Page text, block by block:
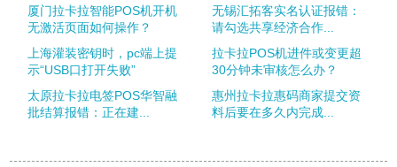
厦门拉卡拉智能POS机开机
无激活页面如何操作？
无锡汇拓客实名认证报错：
请勾选共享经济合作...
上海灌装密钥时，pc端上提
示“USB口打开失败”
拉卡拉POS机进件或变更超
30分钟未审核怎么办？
太原拉卡拉电签POS华智融
批结算报错：正在建...
惠州拉卡拉惠码商家提交资
料后要在多久内完成...